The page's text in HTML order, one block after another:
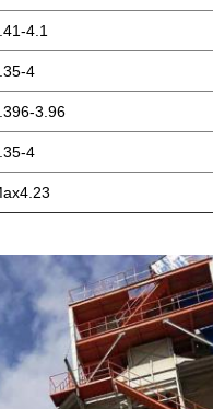
4.1
4
3.96
4